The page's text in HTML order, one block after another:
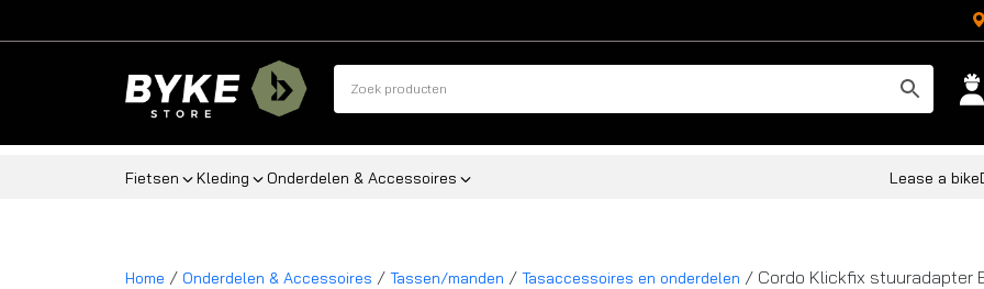
Fietsen Kleding Onderdelen & Accessoires Lease a bike
Home / Onderdelen & Accessoires / Tassen/manden / Tasaccessoires en onderdelen / Cordo Klickfix stuuradapter